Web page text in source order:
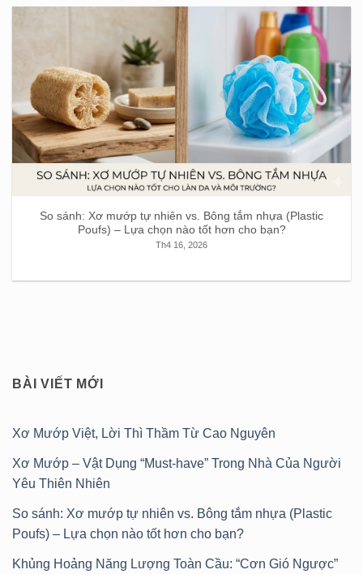
So sánh: Xơ mướp tự nhiên vs. Bông tắm nhựa (Plastic
Poufs) – Lựa chọn nào tốt hơn cho bạn?
Th4 16, 2026
BÀI VIẾT MỚI
Xơ Mướp Việt, Lời Thì Thầm Từ Cao Nguyên
Xơ Mướp – Vật Dụng “Must-have” Trong Nhà Của Người
Yêu Thiên Nhiên
So sánh: Xơ mướp tự nhiên vs. Bông tắm nhựa (Plastic
Poufs) – Lựa chọn nào tốt hơn cho bạn?
Khủng Hoảng Năng Lượng Toàn Cầu: “Cơn Gió Ngược”